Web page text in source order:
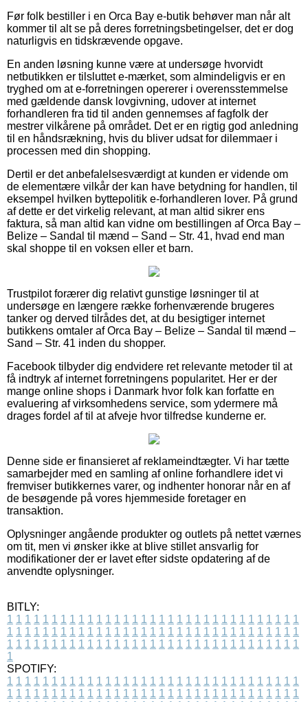
Før folk bestiller i en Orca Bay e-butik behøver man når alt
kommer til alt se på deres forretningsbetingelser, det er dog
naturligvis en tidskrævende opgave.
En anden løsning kunne være at undersøge hvorvidt
netbutikken er tilsluttet e-mærket, som almindeligvis er en
tryghed om at e-forretningen opererer i overensstemmelse
med gældende dansk lovgivning, udover at internet
forhandleren fra tid til anden gennemses af fagfolk der
mestrer vilkårene på området. Det er en rigtig god anledning
til en håndsrækning, hvis du bliver udsat for dilemmaer i
processen med din shopping.
Dertil er det anbefalelsesværdigt at kunden er vidende om
de elementære vilkår der kan have betydning for handlen, til
eksempel hvilken byttepolitik e-forhandleren lover. På grund
af dette er det virkelig relevant, at man altid sikrer ens
faktura, så man altid kan vidne om bestillingen af Orca Bay –
Belize – Sandal til mænd – Sand – Str. 41, hvad end man
skal shoppe til en voksen eller et barn.
Trustpilot forærer dig relativt gunstige løsninger til at
undersøge en længere række forhenværende brugeres
tanker og derved tilrådes det, at du besigtiger internet
butikkens omtaler af Orca Bay – Belize – Sandal til mænd –
Sand – Str. 41 inden du shopper.
Facebook tilbyder dig endvidere ret relevante metoder til at
få indtryk af internet forretningens popularitet. Her er der
mange online shops i Danmark hvor folk kan forfatte en
evaluering af virksomhedens service, som ydermere må
drages fordel af til at afveje hvor tilfredse kunderne er.
Denne side er finansieret af reklameindtægter. Vi har tætte
samarbejder med en samling af online forhandlere idet vi
fremviser butikkernes varer, og indhenter honorar når en af
de besøgende på vores hjemmeside foretager en
transaktion.
Oplysninger angående produkter og outlets på nettet værnes
om tit, men vi ønsker ikke at blive stillet ansvarlig for
modifikationer der er lavet efter sidste opdatering af de
anvendte oplysninger.
BITLY:
1 1 1 1 1 1 1 1 1 1 1 1 1 1 1 1 1 1 1 1 1 1 1 1 1 1 1 1 1 1 1 1 1
1 1 1 1 1 1 1 1 1 1 1 1 1 1 1 1 1 1 1 1 1 1 1 1 1 1 1 1 1 1 1 1 1
1 1 1 1 1 1 1 1 1 1 1 1 1 1 1 1 1 1 1 1 1 1 1 1 1 1 1 1 1 1 1 1 1
1
SPOTIFY:
1 1 1 1 1 1 1 1 1 1 1 1 1 1 1 1 1 1 1 1 1 1 1 1 1 1 1 1 1 1 1 1 1
1 1 1 1 1 1 1 1 1 1 1 1 1 1 1 1 1 1 1 1 1 1 1 1 1 1 1 1 1 1 1 1 1